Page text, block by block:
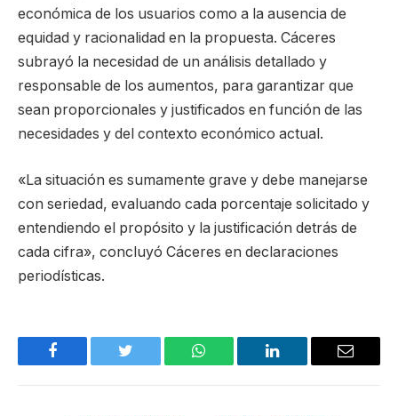
económica de los usuarios como a la ausencia de
equidad y racionalidad en la propuesta. Cáceres
subrayó la necesidad de un análisis detallado y
responsable de los aumentos, para garantizar que
sean proporcionales y justificados en función de las
necesidades y del contexto económico actual.
«La situación es sumamente grave y debe manejarse
con seriedad, evaluando cada porcentaje solicitado y
entendiendo el propósito y la justificación detrás de
cada cifra», concluyó Cáceres en declaraciones
periodísticas.
Facebook Twitter WhatsApp LinkedIn Email